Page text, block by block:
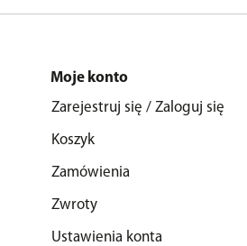
Moje konto
Zarejestruj się / Zaloguj się
Koszyk
Zamówienia
Zwroty
Ustawienia konta